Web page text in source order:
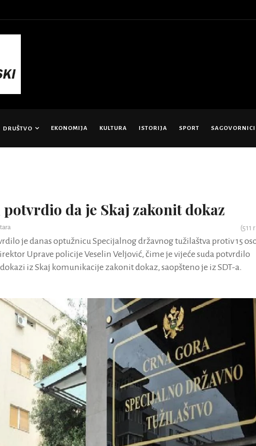
DRUŠTVO EKONOMIJA KULTURA ISTORIJA SPORT SAGOVORNICI
potvrdio da je Skaj zakonit dokaz
(511
je danas optužnicu Specijalnog državnog tužilaštva protiv 15
Uprave policije Veselin Veljović, čime je vijeće suda potvrdilo
iz Skaj komunikacije zakonit dokaz, saopšteno je iz SDT-a.